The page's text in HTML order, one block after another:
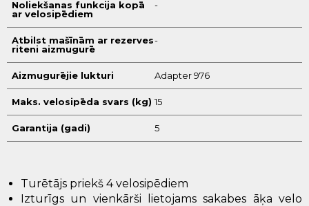
Noliekšanas funkcija kopā
ar velosipēdiem
-
Atbilst mašīnām ar rezerves
riteni aizmugurē
-
Aizmugurējie lukturi Adapter 976
Maks. velosipēda svars (kg) 15
Garantija (gadi) 5
Turētājs priekš 4 velosipēdiem
Izturīgs un vienkārši lietojams sakabes āķa velo